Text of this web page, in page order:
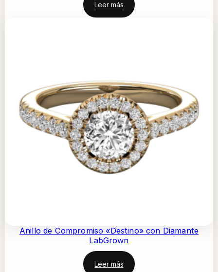
Leer más
Anillo de Compromiso «Destino» con Diamante
LabGrown
Leer más